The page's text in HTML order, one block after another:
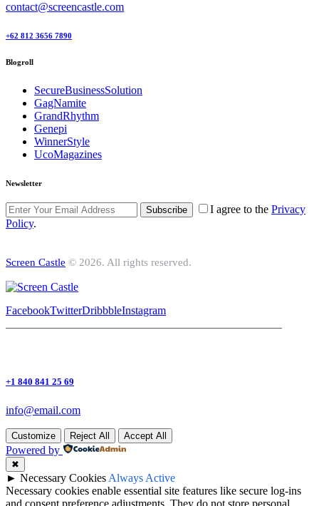
contact@screencastle.com
+62 812 3656 7890
Blogroll
SecureBusinessSolution
GagNamite
GrandRhythm
Genepi
WinnerStyle
UcoMagazines
Newsletter
Subscribe I agree to the Privacy
Policy.
Screen Castle © 2026. All rights reserved.
FacebookTwitterDribbbleInstagram
+1 840 841 25 69
info@email.com
Customize Reject All Accept All
Powered by
✖
► Necessary Cookies Always Active
Necessary cookies enable essential site features like secure log-ins
and consent preference adjustments. They do not store personal